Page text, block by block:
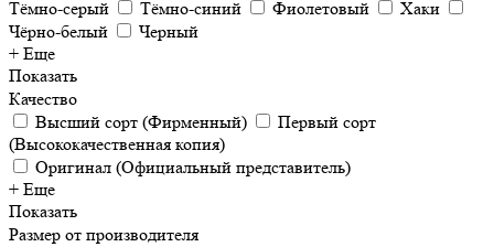
Тёмно-серый
Тёмно-синий Фиолетовый
Хаки
Чёрно-белый
Черный
+ Еще
Показать
Качество
Высший сорт (Фирменный)
Первый сорт
(Высококачественная копия)
Оригинал (Официальный представитель)
+ Еще
Показать
Размер от производителя